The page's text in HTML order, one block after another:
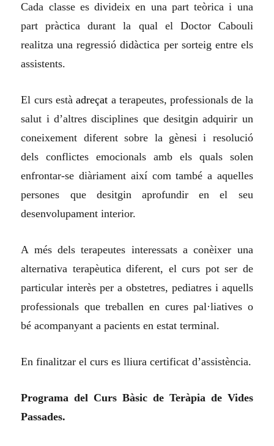
Cada classe es divideix en una part teòrica i una
part pràctica durant la qual el Doctor Cabouli
realitza una regressió didàctica per sorteig entre els
assistents.
El curs estàadreçat a terapeutes, professionals de la
salut i d’altres disciplines que desitgin adquirir un
coneixement diferent sobre la gènesi i resolució
dels conflictes emocionals amb els quals solen
enfrontar-se diàriament així com també a aquelles
persones que desitgin aprofundir en el seu
desenvolupament interior.
A més dels terapeutes interessats a conèixer una
alternativa terapèutica diferent, el curs pot ser de
particular interès per a obstetres, pediatres i aquells
professionals que treballen en cures pal·liatives o
bé acompanyant a pacients en estat terminal.
En finalitzar el curs es lliura certificat d’assistència.
Programa del Curs Bàsic de Teràpia de Vides
Passades.